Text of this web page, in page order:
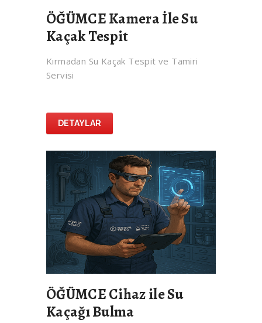
ÖĞÜMCE Kamera İle Su
Kaçak Tespit
Kırmadan Su Kaçak Tespit ve Tamiri
Servisi
DETAYLAR
ÖĞÜMCE Cihaz ile Su
Kaçağı Bulma